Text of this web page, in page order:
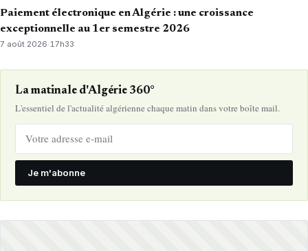
Paiement électronique en Algérie : une croissance
exceptionnelle au 1er semestre 2026
7 août 2026·17h33
La matinale d'Algérie 360°
L'essentiel de l'actualité algérienne chaque matin dans votre boîte mail.
Je m'abonne